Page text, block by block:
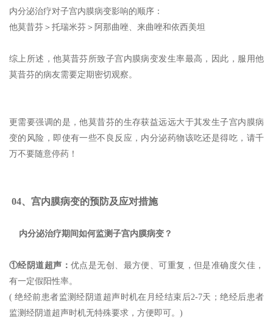
内分泌治疗对子宫内膜病变影响的顺序：
他莫昔芬＞托瑞米芬＞阿那曲唑、来曲唑和依西美坦
综上所述，他莫昔芬所致子宫内膜病变发生率最高，因此，服用他
莫昔芬的病友需要定期密切观察。
更需要强调的是，他莫昔芬的生存获益远远大于其发生子宫内膜病
变的风险，即使有一些不良反应，内分泌药物该吃还是得吃，请千
万不要随意停药！
04、宫内膜病变的预防及应对措施
内分泌治疗期间如何监测子宫内膜病变？
①经阴道超声： 优点是无创、最方便、可重复，但是准确度欠佳，
有一定假阳性率。
( 绝经前患者监测经阴道超声时机在月经结束后2-7天；绝经后患者
监测经阴道超声时机无特殊要求，方便即可。)